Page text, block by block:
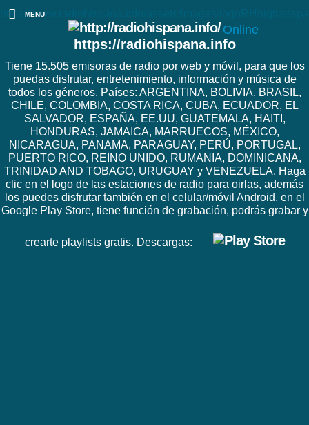
https://www.radiohispana.info/assets/images/
Online
https://radiohispana.info
Tiene 15.505 emisoras de radio por web y móvil, para que los
puedas disfrutar, entretenimiento, información y música de
todos los géneros. Países: ARGENTINA, BOLIVIA, BRASIL,
CHILE, COLOMBIA, COSTA RICA, CUBA, ECUADOR, EL
SALVADOR, ESPAÑA, EE.UU, GUATEMALA, HAITI,
HONDURAS, JAMAICA, MARRUECOS, MÉXICO,
NICARAGUA, PANAMA, PARAGUAY, PERÚ, PORTUGAL,
PUERTO RICO, REINO UNIDO, RUMANIA, DOMINICANA,
TRINIDAD AND TOBAGO, URUGUAY y VENEZUELA. Haga
clic en el logo de las estaciones de radio para oirlas, además
los puedes disfrutar también en el celular/móvil Android, en el
Google Play Store, tiene función de grabación, podrás grabar y
crearte playlists gratis. Descargas:
MENU